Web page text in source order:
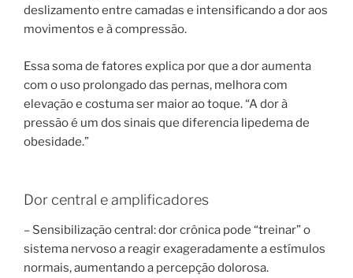
deslizamento entre camadas e intensificando a dor aos
movimentos e à compressão.
Essa soma de fatores explica por que a dor aumenta
com o uso prolongado das pernas, melhora com
elevação e costuma ser maior ao toque. “A dor à
pressão é um dos sinais que diferencia lipedema de
obesidade.”
Dor central e amplificadores
– Sensibilização central: dor crônica pode “treinar” o
sistema nervoso a reagir exageradamente a estímulos
normais, aumentando a percepção dolorosa.